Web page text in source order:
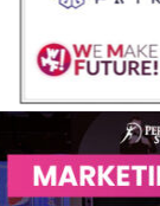
ANICA e
Distributori). Dal 2008
Sezione italiana
Association),
(Festival
Presidente degli